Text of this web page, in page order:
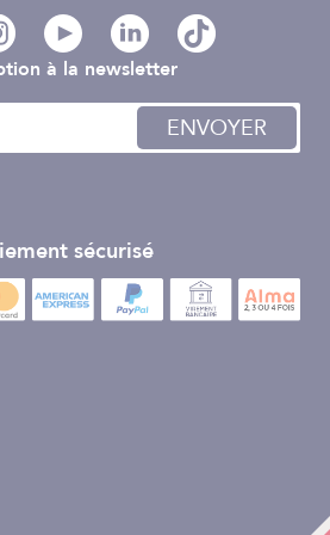
à la newsletter
ENVOYER
sécurisé